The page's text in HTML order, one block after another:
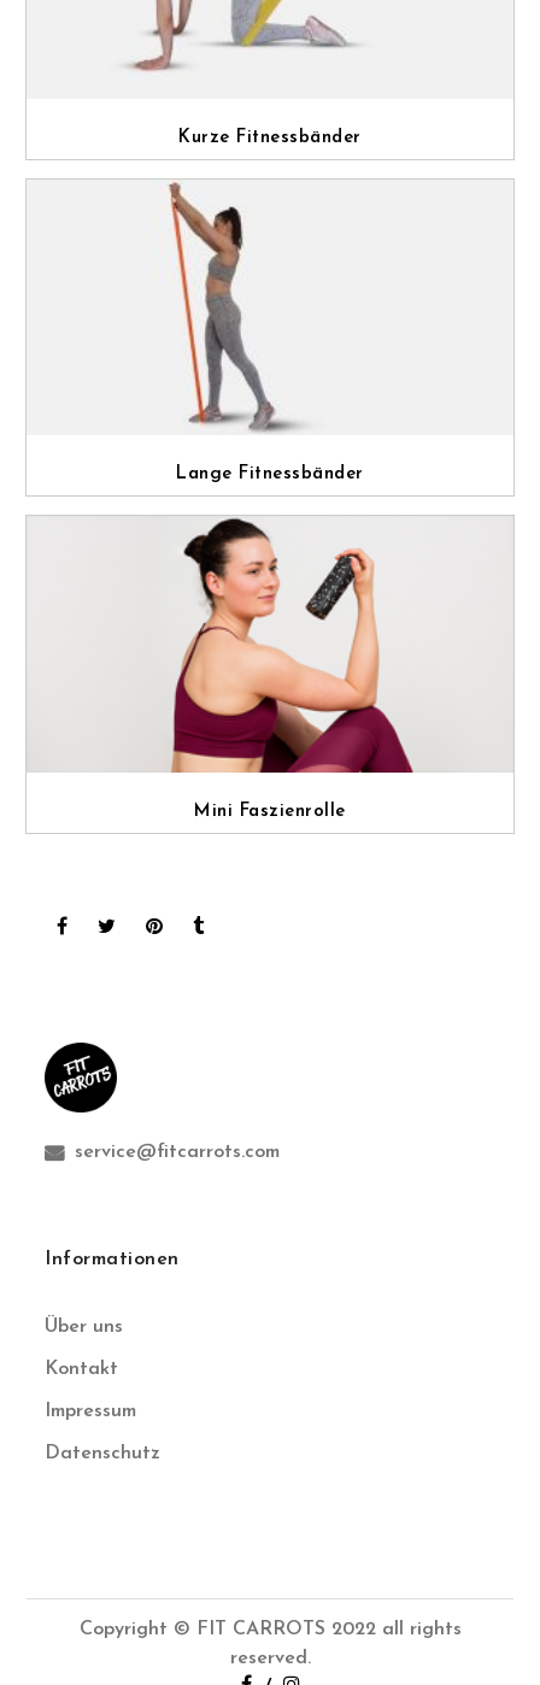
Kurze Fitnessbänder
Lange Fitnessbänder
Mini Faszienrolle
service@fitcarrots.com
Informationen
Über uns
Kontakt
Impressum
Datenschutz
Copyright © FIT CARROTS 2022 all rights
reserved.